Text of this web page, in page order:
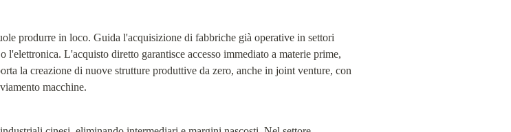
produrre in loco. Guida l'acquisizione di fabbriche già operative in settori
L'acquisto diretto garantisce accesso immediato a materie prime,
la creazione di nuove strutture produttive da zero, anche in joint venture, con
macchine.